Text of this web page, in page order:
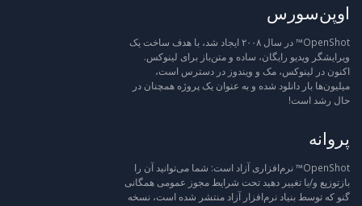
اوپن‌سورس
OpenShot™ در سال ۲۰۰۸ ایجاد شد، با هدف ساخت یک
ویرایشگر ویدیو رایگان، ساده و متن‌باز برای لینوکس.
اکنون در لینوکس، مک و ویندوز در دسترس است،
میلیون‌ها بار دانلود شده و به عنوان یک پروژه همچنان در
حال رشد است!
پروانه
OpenShot™ نرم‌افزاری آزاد است: شما می‌توانید آن را
بازتوزیع و/یا تغییر دهید تحت شرایط مجوز عمومی همگانی
گنو که توسط بنیاد نرم‌افزار آزاد منتشر شده است، نسخه